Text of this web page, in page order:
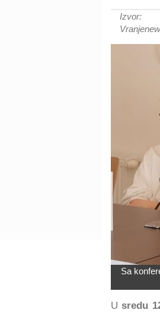
Izvor:
Sa
U sredu